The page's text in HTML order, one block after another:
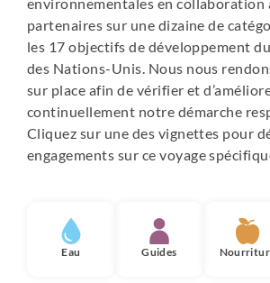
partenaires sur une dizaine de
les 17 objectifs de développement
des Nations-Unis. Nous nous
sur place afin de vérifier et
continuellement notre démarche
Cliquez sur une des vignettes pour
engagements sur ce voyage
Eau Guides